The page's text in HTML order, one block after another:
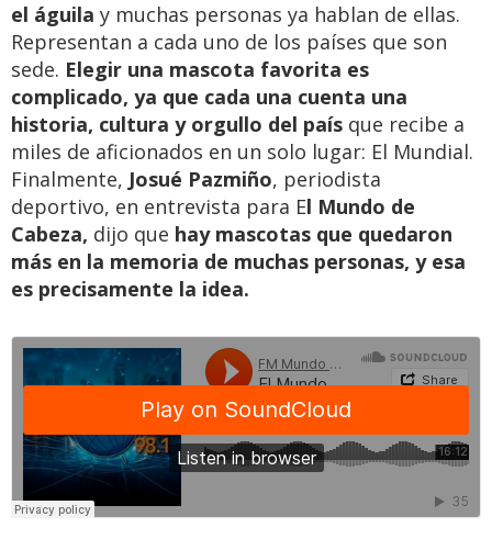
el águila y muchas personas ya hablan de ellas.
Representan a cada uno de los países que son
sede. Elegir una mascota favorita es
complicado, ya que cada una cuenta una
historia, cultura y orgullo del país que recibe a
miles de aficionados en un solo lugar: El Mundial.
Finalmente, Josué Pazmiño, periodista
deportivo, en entrevista para El Mundo de
Cabeza, dijo que hay mascotas que quedaron
más en la memoria de muchas personas, y esa
es precisamente la idea.